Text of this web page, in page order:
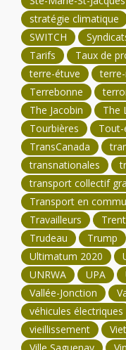
stratégie climatique
SWITCH
Tarifs
Taux de
terre-étuve
Terrebonne
The Jacobin
The
Tourbières
Tout-
TransCanada
transnationales
transport collectif
Transport en
Travailleurs
Trudeau
Trump
Ultimatum 2020
UNRWA
UPA
Vallée-Jonction
véhicules électriques
vieillissement